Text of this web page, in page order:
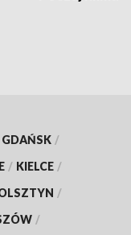
GDAŃSK /
/ KIELCE /
/
/